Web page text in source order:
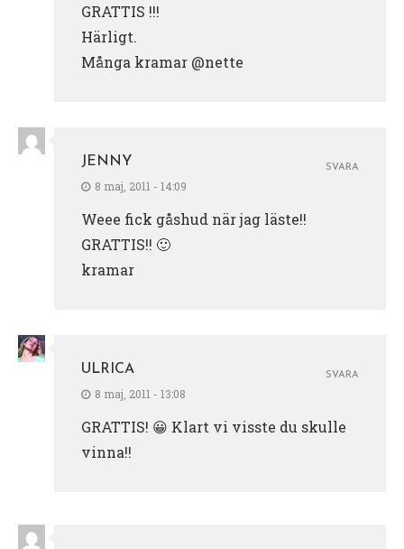
GRATTIS !!!
Härligt.
Många kramar @nette
JENNY
8 maj, 2011 - 14:09
Weee fick gåshud när jag läste!!
GRATTIS!! 🙂
kramar
SVARA
ULRICA
8 maj, 2011 - 13:08
GRATTIS! 😀 Klart vi visste du skulle
vinna!!
SVARA